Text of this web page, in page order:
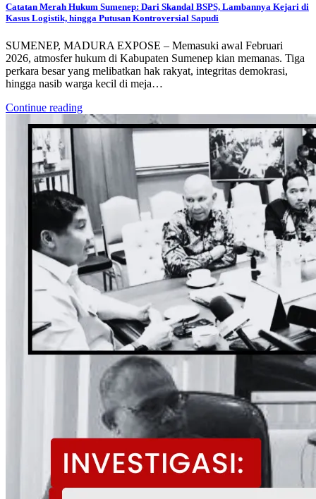
Catatan Merah Hukum Sumenep: Dari Skandal BSPS, Lambannya Kejari di
Kasus Logistik, hingga Putusan Kontroversial Sapudi
SUMENEP, MADURA EXPOSE – Memasuki awal Februari
2026, atmosfer hukum di Kabupaten Sumenep kian memanas. Tiga
perkara besar yang melibatkan hak rakyat, integritas demokrasi,
hingga nasib warga kecil di meja…
Continue reading